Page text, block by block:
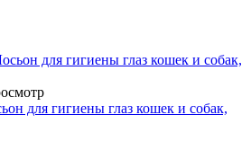
для гигиены глаз кошек и собак,